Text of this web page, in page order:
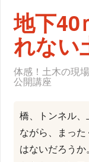
地下40
れない
体感！土木の現
公開講座
橋、トンネル
ながら、まっ
はないだろう